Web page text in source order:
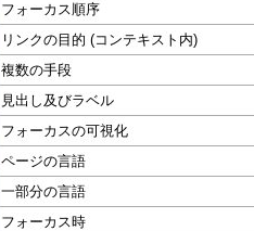
フォーカス順序
リンクの目的 (コンテキスト内)
複数の手段
見出し及びラベル
フォーカスの可視化
ページの言語
一部分の言語
フォーカス時